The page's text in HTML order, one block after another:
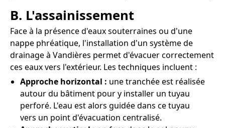
B. L'assainissement
Face à la présence d'eaux souterraines ou d'une
nappe phréatique, l'installation d'un système de
drainage à Vandières permet d'évacuer correctement
ces eaux vers l'extérieur. Les techniques incluent :
Approche horizontal : une tranchée est réalisée
autour du bâtiment pour y installer un tuyau
perforé. L'eau est alors guidée dans ce tuyau
vers un point d'évacuation centralisé.